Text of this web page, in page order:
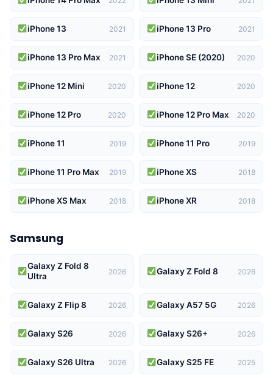
iPhone 13 2021 iPhone 13 Pro 2021
iPhone 13 Pro Max 2021 iPhone SE (2020) 2020
iPhone 12 Mini 2020 iPhone 12 2020
iPhone 12 Pro 2020 iPhone 12 Pro Max 2020
iPhone 11 2019 iPhone 11 Pro 2019
iPhone 11 Pro Max 2019 iPhone XS 2018
iPhone XS Max 2018 iPhone XR 2018
Samsung
Galaxy Z Fold 8
Ultra
2026 Galaxy Z Fold 8 2026
Galaxy Z Flip 8 2026 Galaxy A57 5G 2026
Galaxy S26 2026 Galaxy S26+ 2026
Galaxy S26 Ultra 2026 Galaxy S25 FE 2025